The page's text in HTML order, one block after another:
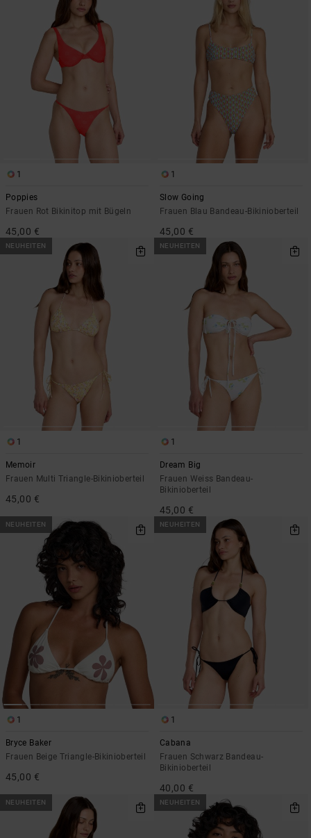
1
Poppies
Frauen Rot Bikinitop mit Bügeln
45,00 €
1
Slow Going
Frauen Blau Bandeau-Bikinioberteil
45,00 €
NEUHEITEN
1
Memoir
Frauen Multi Triangle-Bikinioberteil
45,00 €
NEUHEITEN
1
Dream Big
Frauen Weiss Bandeau-
Bikinioberteil
45,00 €
NEUHEITEN
1
Bryce Baker
Frauen Beige Triangle-Bikinioberteil
45,00 €
NEUHEITEN
1
Cabana
Frauen Schwarz Bandeau-
Bikinioberteil
40,00 €
NEUHEITEN NEUHEITEN